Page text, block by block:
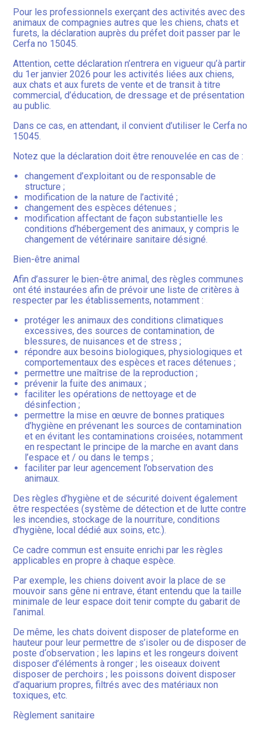
Pour les professionnels exerçant des activités avec des
animaux de compagnies autres que les chiens, chats et
furets, la déclaration auprès du préfet doit passer par le
Cerfa no 15045.
Attention, cette déclaration n’entrera en vigueur qu’à partir
du 1er janvier 2026 pour les activités liées aux chiens,
aux chats et aux furets de vente et de transit à titre
commercial, d’éducation, de dressage et de présentation
au public.
Dans ce cas, en attendant, il convient d’utiliser le Cerfa no
15045.
Notez que la déclaration doit être renouvelée en cas de :
changement d’exploitant ou de responsable de
structure ;
modification de la nature de l’activité ;
changement des espèces détenues ;
modification affectant de façon substantielle les
conditions d’hébergement des animaux, y compris le
changement de vétérinaire sanitaire désigné.
Bien-être animal
Afin d’assurer le bien-être animal, des règles communes
ont été instaurées afin de prévoir une liste de critères à
respecter par les établissements, notamment :
protéger les animaux des conditions climatiques
excessives, des sources de contamination, de
blessures, de nuisances et de stress ;
répondre aux besoins biologiques, physiologiques et
comportementaux des espèces et races détenues ;
permettre une maîtrise de la reproduction ;
prévenir la fuite des animaux ;
faciliter les opérations de nettoyage et de
désinfection ;
permettre la mise en œuvre de bonnes pratiques
d’hygiène en prévenant les sources de contamination
et en évitant les contaminations croisées, notamment
en respectant le principe de la marche en avant dans
l’espace et / ou dans le temps ;
faciliter par leur agencement l’observation des
animaux.
Des règles d’hygiène et de sécurité doivent également
être respectées (système de détection et de lutte contre
les incendies, stockage de la nourriture, conditions
d’hygiène, local dédié aux soins, etc.).
Ce cadre commun est ensuite enrichi par les règles
applicables en propre à chaque espèce.
Par exemple, les chiens doivent avoir la place de se
mouvoir sans gêne ni entrave, étant entendu que la taille
minimale de leur espace doit tenir compte du gabarit de
l’animal.
De même, les chats doivent disposer de plateforme en
hauteur pour leur permettre de s’isoler ou de disposer de
poste d‘observation ; les lapins et les rongeurs doivent
disposer d’éléments à ronger ; les oiseaux doivent
disposer de perchoirs ; les poissons doivent disposer
d’aquarium propres, filtrés avec des matériaux non
toxiques, etc.
Règlement sanitaire